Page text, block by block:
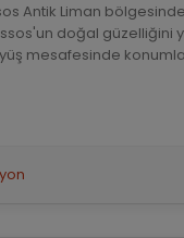
Antik Liman
doğal güzelliğini
mesafesinde